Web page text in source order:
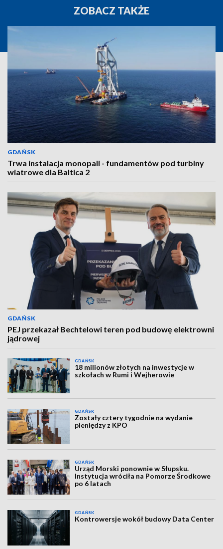
ZOBACZ TAKŻE
GDAŃSK
Trwa instalacja monopali - fundamentów pod turbiny
wiatrowe dla Baltica 2
GDAŃSK
PEJ przekazał Bechtelowi teren pod budowę elektrowni
jądrowej
GDAŃSK
18 milionów złotych na inwestycje w
szkołach w Rumi i Wejherowie
GDAŃSK
Zostały cztery tygodnie na wydanie
pieniędzy z KPO
GDAŃSK
Urząd Morski ponownie w Słupsku.
Instytucja wróciła na Pomorze Środkowe
po 6 latach
GDAŃSK
Kontrowersje wokół budowy Data Center